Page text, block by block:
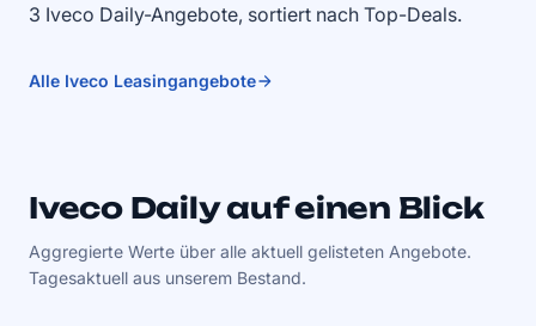
3 Iveco Daily-Angebote, sortiert nach Top-Deals.
Alle Iveco Leasingangebote
Iveco Daily auf einen Blick
Aggregierte Werte über alle aktuell gelisteten Angebote.
Tagesaktuell aus unserem Bestand.